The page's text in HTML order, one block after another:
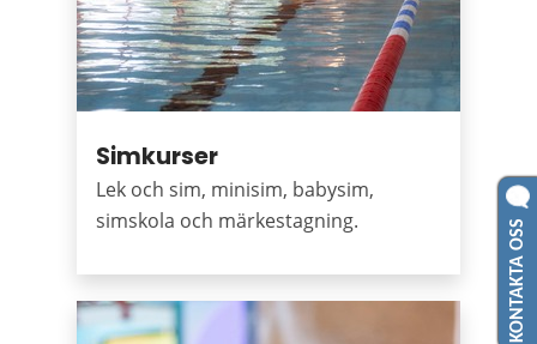
Simkurser
Lek och sim, minisim, babysim,
simskola och märkestagning.
KONTAKTA OSS